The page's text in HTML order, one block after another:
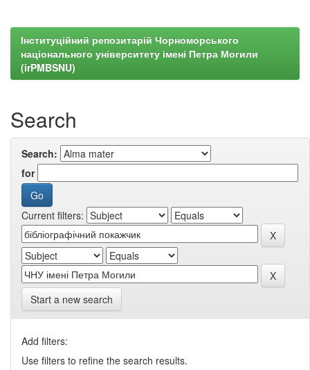
Інституційний репозитарій Чорноморського
національного університету імені Петра Могили
(irPMBSNU)
Search
Search:
for
Current filters:
Start a new search
Add filters:
Use filters to refine the search results.